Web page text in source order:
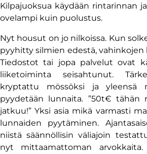
Kilpajuoksua käydään rintarinnan
ovelampi kuin puolustus.
Nyt housut on jo nilkoissa. Kun
pyyhitty silmien edestä, vahinkojen
Tiedostot tai jopa palvelut ovat
liiketoiminta seisahtunut.
kryptattu mössöksi ja yleensä
pyydetään lunnaita. ”50t€ tähän
jatkuu!” Yksi asia mikä varmasti
lunnaiden pyytäminen.
niistä säännöllisin väliajoin
nyt mittaamattoman